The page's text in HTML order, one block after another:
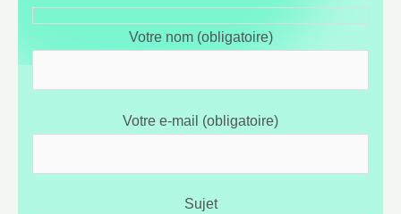
Votre nom (obligatoire)
Votre e-mail (obligatoire)
Sujet